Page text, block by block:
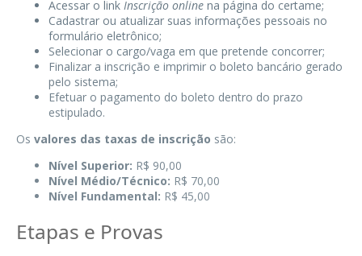
Acessar o link Inscrição online na página do certame;
Cadastrar ou atualizar suas informações pessoais no
formulário eletrônico;
Selecionar o cargo/vaga em que pretende concorrer;
Finalizar a inscrição e imprimir o boleto bancário gerado
pelo sistema;
Efetuar o pagamento do boleto dentro do prazo
estipulado.
Os valores das taxas de inscrição são:
Nível Superior: R$ 90,00
Nível Médio/Técnico: R$ 70,00
Nível Fundamental: R$ 45,00
Etapas e Provas